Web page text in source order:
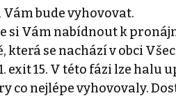
bude vyhovovat.
si Vám nabídnout k
která se nachází v obci
exit 15. V této fázi lze
co nejlépe vyhovovaly.